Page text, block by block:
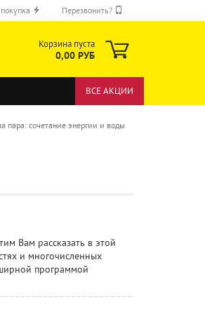
Перезвонить?
Корзина пуста
0,00 РУБ
ВСЕ АКЦИИ
пара: сочетание энергии и воды
Вам рассказать в этой
и многочисленных
программой